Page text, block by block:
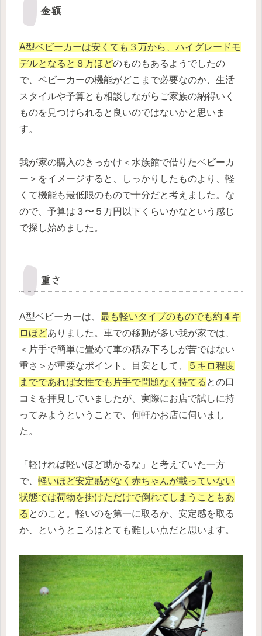
金額
A型ベビーカーは安くても３万から、ハイグレードモ
デルとなると８万ほどのものもあるようでしたの
で、ベビーカーの機能がどこまで必要なのか、生活
スタイルや予算とも相談しながらご家族の納得いく
ものを見つけられると良いのではないかと思いま
す。
我が家の購入のきっかけ＜水族館で借りたベビーカ
ー＞をイメージすると、しっかりしたものより、軽
くて機能も最低限のもので十分だと考えました。な
ので、予算は３〜５万円以下くらいかなという感じ
で探し始めました。
重さ
A型ベビーカーは、 最も軽いタイプのものでも約４キ
ロほどありました。車での移動が多い我が家では、
＜片手で簡単に畳めて車の積み下ろしが苦ではない
重さ＞が重要なポイント。目安として、
５キロ程度
までであれば女性でも片手で問題なく持てる との口
コミを拝見していましたが、実際にお店で試しに持
ってみようということで、何軒かお店に伺いまし
た。
「軽ければ軽いほど助かるな」と考えていた一方
で、 軽いほど安定感がなく赤ちゃんが載っていない
状態では荷物を掛けただけで倒れてしまうこともあ
る とのこと。軽いのを第一に取るか、安定感を取る
か、というところはとても難しい点だと思います。